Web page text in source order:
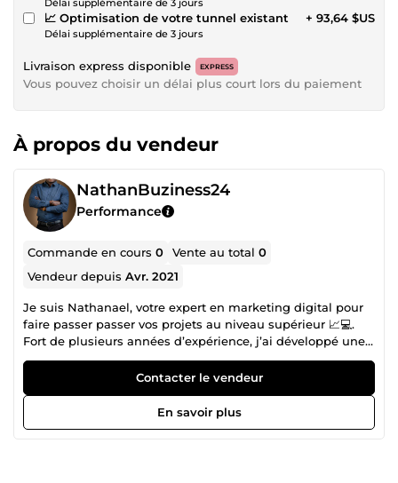
Délai supplémentaire de 3 jours
📈 Optimisation de votre tunnel existant
Délai supplémentaire de 3 jours
+ 93,64 $US
Livraison express disponible EXPRESS
Vous pouvez choisir un délai plus court lors du paiement
À propos du vendeur
NathanBuziness24
Performance
Commande en cours0 Vente au total0
Vendeur depuisAvr. 2021
Je suis Nathanael, votre expert en marketing digital pour
faire passer passer vos projets au niveau supérieur 📈💻.
Fort de plusieurs années d’expérience, j’ai développé une
expertise solide en marketing digital à travers mes propres
projets, notamment des blogs, des chaînes YouTube et des
livres qui impactent chaque jour des milliers de
personnes. Cette expérience concrète me permet de
comprendre vos besoins et de proposer des solutions sur
Contacter le vendeur
En savoir plus